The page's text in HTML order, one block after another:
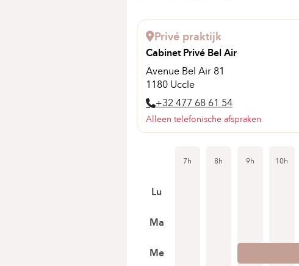
Privé praktijk
Cabinet Privé Bel Air
Avenue Bel Air 81
1180 Uccle
+32 477 68 61 54
Alleen telefonische afspraken
7h 8h 9h 10h
Lu
Ma
Me